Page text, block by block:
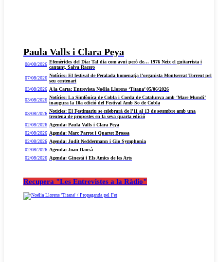
Paula Valls i Clara Peya
08/08/2026 Efemèrides del Dia: Tal dia com avui però de… 1976 Neix el guitarrista i
cantant, Salva Racero
07/08/2026 Notícies: El festival de Peralada homenatja l’organista Montserrat Torrent pel
seu centenari
03/08/2026 A la Carta: Entrevista Noèlia Llorens ‘Titana’ 05/06/2026
03/08/2026 Notícies: La Simfònica de Cobla i Corda de Catalunya amb ‘Mare Mundi’
inaugura la 10a edició del Festival Amb So de Cobla
03/08/2026 Notícies: El Festimariu se celebrarà de l’11 al 13 de setembre amb una
trentena de propostes en la seva quarta edició
02/08/2026 Agenda: Paula Valls i Clara Peya
02/08/2026 Agenda: Marc Parrot i Quartet Brossa
02/08/2026 Agenda: Judit Neddermann i Gio Symphonia
02/08/2026 Agenda: Joan Dausà
02/08/2026 Agenda: Ginestà i Els Amics de les Arts
Recupera "Les Entrevistes a la Ràdio"